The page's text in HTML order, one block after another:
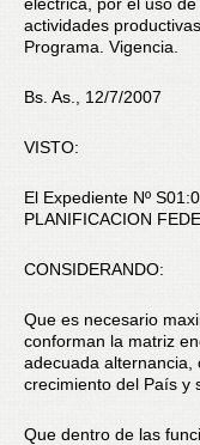
actividades
Programa. Vigencia.
Bs. As., 12/7/2007
VISTO:
El Expediente Nº
PLANIFICACION
CONSIDERANDO:
Que es necesario
conforman la matriz
adecuada alternancia,
crecimiento del País y
Que dentro de las